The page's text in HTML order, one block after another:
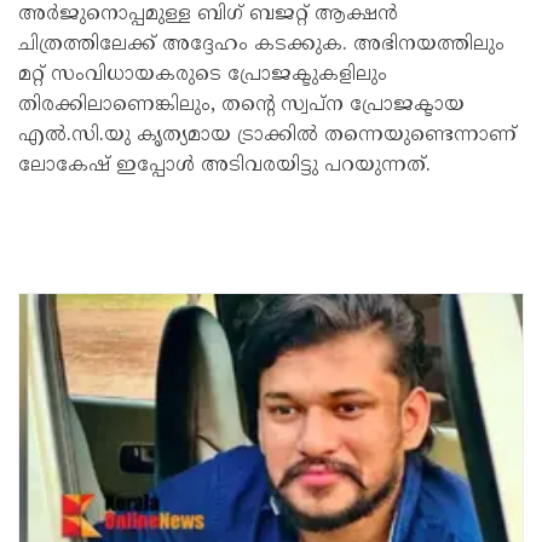
അർജുനൊപ്പമുള്ള ബിഗ് ബജറ്റ് ആക്ഷൻ
ചിത്രത്തിലേക്ക് അദ്ദേഹം കടക്കുക. അഭിനയത്തിലും
മറ്റ് സംവിധായകരുടെ പ്രോജക്ടുകളിലും
തിരക്കിലാണെങ്കിലും, തന്റെ സ്വപ്ന പ്രോജക്ടായ
എൽ.സി.യു കൃത്യമായ ട്രാക്കിൽ തന്നെയുണ്ടെന്നാണ്
ലോകേഷ് ഇപ്പോൾ അടിവരയിട്ടു പറയുന്നത്.